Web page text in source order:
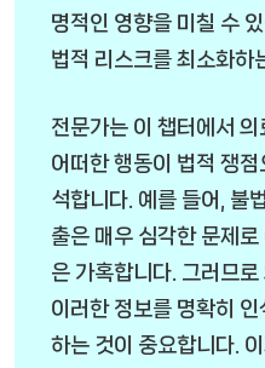
명적인 영향을 미칠 수
법적 리스크를 최소화하
전문가는 이 챕터에서 의
어떠한 행동이 법적 쟁
석합니다. 예를 들어, 불
출은 매우 심각한 문제
은 가혹합니다. 그러므
이러한 정보를 명확히
하는 것이 중요합니다.